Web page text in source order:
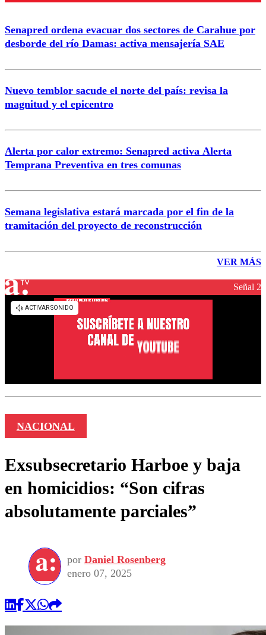
Senapred ordena evacuar dos sectores de Carahue por
desborde del río Damas: activa mensajería SAE
Nuevo temblor sacude el norte del país: revisa la
magnitud y el epicentro
Alerta por calor extremo: Senapred activa Alerta
Temprana Preventiva en tres comunas
Semana legislativa estará marcada por el fin de la
tramitación del proyecto de reconstrucción
VER MÁS
Señal 2
NACIONAL
Exsubsecretario Harboe y baja
en homicidios: “Son cifras
absolutamente parciales”
por Daniel Rosenberg
enero 07, 2025